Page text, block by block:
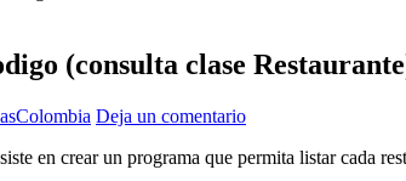
(consulta clase
Deja un comentario
en crear un programa que permita listar cada